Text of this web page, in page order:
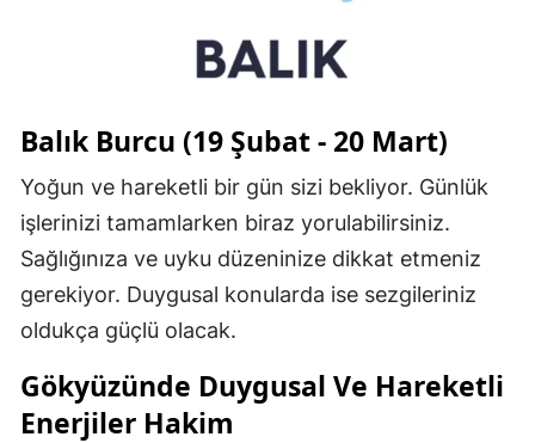
Balık Burcu (19 Şubat - 20 Mart)
Yoğun ve hareketli bir gün sizi bekliyor. Günlük
işlerinizi tamamlarken biraz yorulabilirsiniz.
Sağlığınıza ve uyku düzeninize dikkat etmeniz
gerekiyor. Duygusal konularda ise sezgileriniz
oldukça güçlü olacak.
Gökyüzünde Duygusal Ve Hareketli
Enerjiler Hakim